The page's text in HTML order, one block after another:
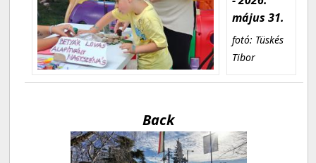
május 31.
fotó: Tüskés
Tibor
Back